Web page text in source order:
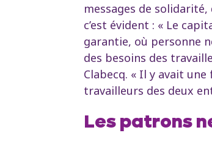
messages de
c’est évident : « Le
garantie, où personne
des besoins des
Clabecq. « Il y avait
travailleurs des deux
Les patrons